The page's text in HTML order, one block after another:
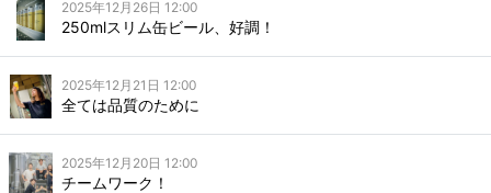
2025年12月26日 12:00
250mlスリム缶ビール、好調！
2025年12月21日 12:00
全ては品質のために
2025年12月20日 12:00
チームワーク！